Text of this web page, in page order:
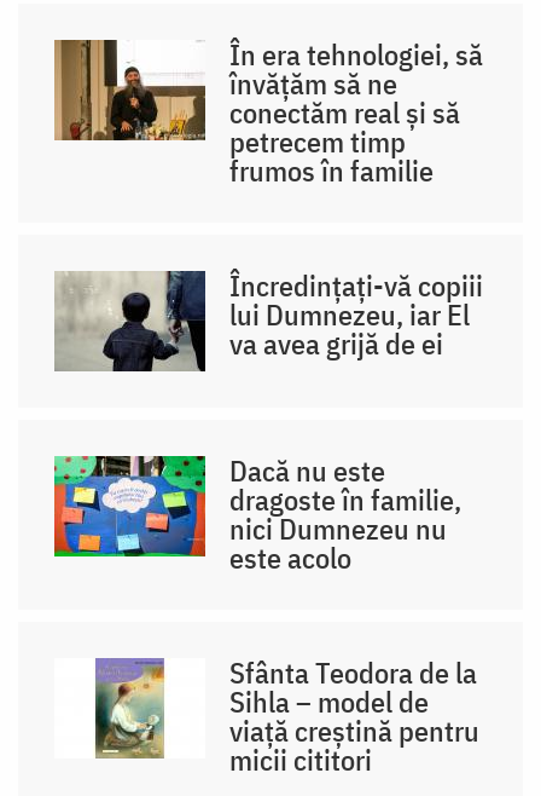
În era tehnologiei, să
învățăm să ne
conectăm real și să
petrecem timp
frumos în familie
Încredințați-vă copiii
lui Dumnezeu, iar El
va avea grijă de ei
Dacă nu este
dragoste în familie,
nici Dumnezeu nu
este acolo
Sfânta Teodora de la
Sihla – model de
viaţă creştină pentru
micii cititori